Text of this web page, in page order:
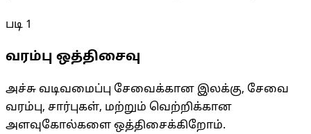
படி 1
வரம்பு ஒத்திசைவு
அச்சு வடிவமைப்பு சேவைக்கான இலக்கு, சேவை
வரம்பு, சார்புகள், மற்றும் வெற்றிக்கான
அளவுகோல்களை ஒத்திசைக்கிறோம்.